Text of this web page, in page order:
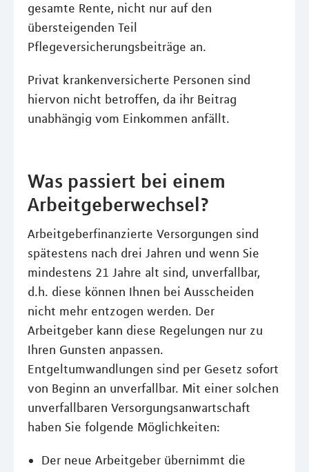
gesamte Rente, nicht nur auf den
übersteigenden Teil
Pflegeversicherungsbeiträge an.
Privat krankenversicherte Personen sind
hiervon nicht betroffen, da ihr Beitrag
unabhängig vom Einkommen anfällt.
Was passiert bei einem
Arbeitgeberwechsel?
Arbeitgeberfinanzierte Versorgungen sind
spätestens nach drei Jahren und wenn Sie
mindestens 21 Jahre alt sind, unverfallbar,
d.h. diese können Ihnen bei Ausscheiden
nicht mehr entzogen werden. Der
Arbeitgeber kann diese Regelungen nur zu
Ihren Gunsten anpassen.
Entgeltumwandlungen sind per Gesetz sofort
von Beginn an unverfallbar. Mit einer solchen
unverfallbaren Versorgungsanwartschaft
haben Sie folgende Möglichkeiten:
Der neue Arbeitgeber übernimmt die